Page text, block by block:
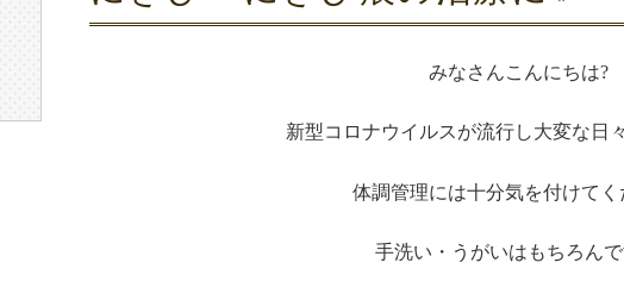
みなさんこんにちは?
新型コロナウイルスが流行し大変な日
体調管理には十分気を付けてく
手洗い・うがいはもちろん